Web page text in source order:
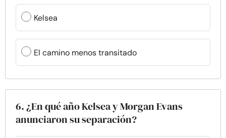
Kelsea
El camino menos transitado
6. ¿En qué año Kelsea y Morgan Evans
anunciaron su separación?